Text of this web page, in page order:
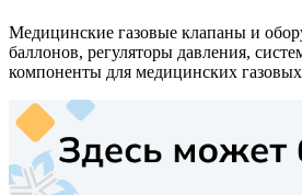
Медицинские газовые клапаны и
баллонов, регуляторы давления,
компоненты для медицинских